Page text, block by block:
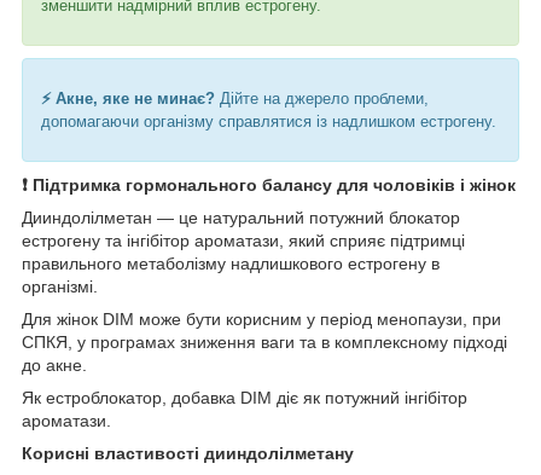
зменшити надмірний вплив естрогену.
⚡ Акне, яке не минає? Дійте на джерело проблеми,
допомагаючи організму справлятися із надлишком естрогену.
❗ Підтримка гормонального балансу для чоловіків і жінок
Дииндолілметан — це натуральний потужний блокатор
естрогену та інгібітор ароматази, який сприяє підтримці
правильного метаболізму надлишкового естрогену в
організмі.
Для жінок DIM може бути корисним у період менопаузи, при
СПКЯ, у програмах зниження ваги та в комплексному підході
до акне.
Як естроблокатор, добавка DIM діє як потужний інгібітор
ароматази.
Корисні властивості дииндолілметану